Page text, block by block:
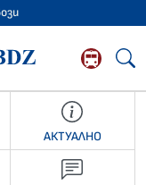
БДЖ -
АКТУАЛНО